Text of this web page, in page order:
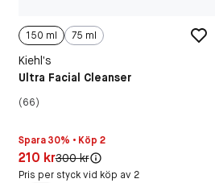
150 ml 75 ml
Kiehl’s
Ultra Facial Cleanser
(66)
Spara 30% • Köp 2
Pris: 210 kr
210 krOriginal pris:
300 kr
Pris per styck vid köp av 2